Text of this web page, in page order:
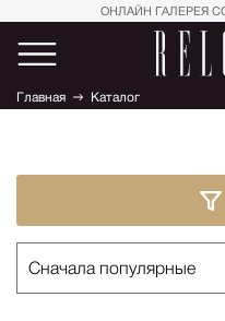
ОНЛАЙН ГАЛЕРЕЯ
Главная Каталог